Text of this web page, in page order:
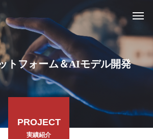
トフォーム＆AIモデル開発
PROJECT
実績紹介